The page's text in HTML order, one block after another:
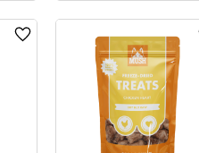
Lägg till i favoriter